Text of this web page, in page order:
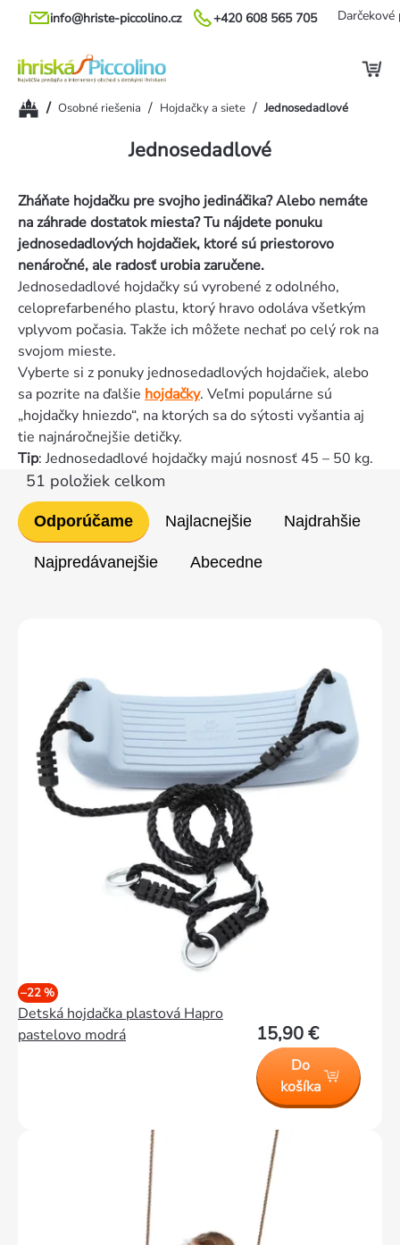
Prejsť
+420 608 565 705
info@hriste-piccolino.cz Darčekové
Domov
/ Osobné riešenia / Hojdačky a siete / Jednosedadlové
Jednosedadlové
Zháňate hojdačku pre svojho jedináčika? Alebo nemáte
na záhrade dostatok miesta? Tu nájdete ponuku
jednosedadlových hojdačiek, ktoré sú priestorovo
nenáročné, ale radosť urobia zaručene.
Jednosedadlové hojdačky sú vyrobené z odolného, ​​
celoprefarbeného plastu, ktorý hravo odoláva všetkým
vplyvom počasia. Takže ich môžete nechať po celý rok na
svojom mieste.
Vyberte si z ponuky jednosedadlových hojdačiek, alebo
sa pozrite na ďalšie hojdačky. Veľmi populárne sú
„hojdačky hniezdo“, na ktorých sa do sýtosti vyšantia aj
tie najnáročnejšie detičky.
Tip: Jednosedadlové hojdačky majú nosnosť 45 – 50 kg.
Radenie
produktov
Odporúčame Najlacnejšie Najdrahšie
Najpredávanejšie Abecedne
51 položiek celkom
–22 %
Detská hojdačka plastová Hapro
pastelovo modrá
15,90 €
Do
košíka